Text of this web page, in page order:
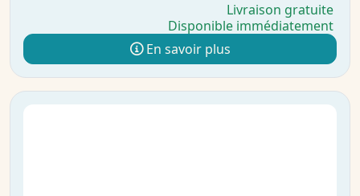
Livraison gratuite
Disponible immédiatement
En savoir plus